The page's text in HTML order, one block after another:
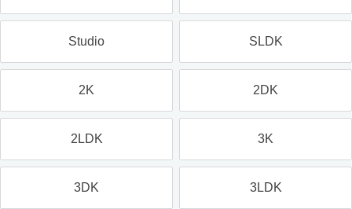
Studio SLDK
2K 2DK
2LDK 3K
3DK 3LDK